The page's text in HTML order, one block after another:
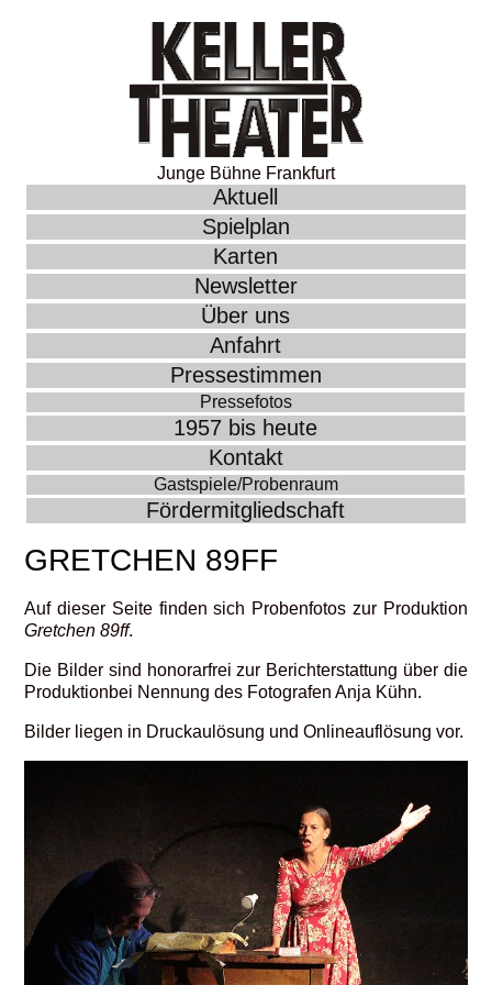
Junge Bühne Frankfurt
Aktuell
Spielplan
Karten
Newsletter
Über uns
Anfahrt
Pressestimmen
Pressefotos
1957 bis heute
Kontakt
Gastspiele/Probenraum
Fördermitgliedschaft
GRETCHEN 89FF
Auf dieser Seite finden sich Probenfotos zur Produktion
Gretchen 89ff.
Die Bilder sind honorarfrei zur Berichterstattung über die
Produktionbei Nennung des Fotografen Anja Kühn.
Bilder liegen in Druckaulösung und Onlineauflösung vor.